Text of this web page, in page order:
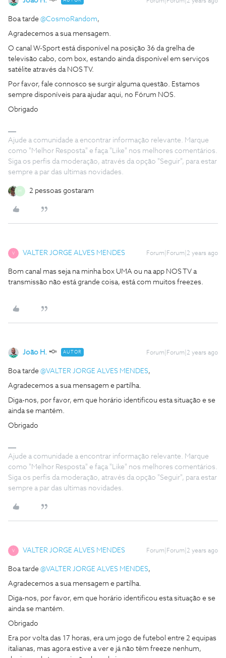
Boa tarde @CosmoRandom,
Agradecemos a sua mensagem.
O canal W-Sport está disponível na posição 36 da grelha de
televisão cabo, com box, estando ainda disponível em serviços
satélite através da NOS TV.
Por favor, fale connosco se surgir alguma questão. Estamos
sempre disponíveis para ajudar aqui, no Fórum NOS.
Obrigado
Ajude a comunidade a encontrar informação relevante. Marque
como "Melhor Resposta" e faça "Like" nos melhores comentários.
Siga os perfis da moderação, através da opção "Seguir", para estar
sempre a par das ultimas novidades.
M 2 pessoas gostaram
V VALTER JORGE ALVES MENDES Forum|Forum|2 years ago
Bom canal mas seja na minha box UMA ou na app NOS TV a
transmissão não está grande coisa, está com muitos freezes.
João H. AUTOR Forum|Forum|2 years ago
Boa tarde @VALTER JORGE ALVES MENDES,
Agradecemos a sua mensagem e partilha.
Diga-nos, por favor, em que horário identificou esta situação e se
ainda se mantém.
Obrigado
Ajude a comunidade a encontrar informação relevante. Marque
como "Melhor Resposta" e faça "Like" nos melhores comentários.
Siga os perfis da moderação, através da opção "Seguir", para estar
sempre a par das ultimas novidades.
V VALTER JORGE ALVES MENDES Forum|Forum|2 years ago
Boa tarde @VALTER JORGE ALVES MENDES,
Agradecemos a sua mensagem e partilha.
Diga-nos, por favor, em que horário identificou esta situação e se
ainda se mantém.
Obrigado
Era por volta das 17 horas, era um jogo de futebol entre 2 equipas
italianas, mas agora estive a ver e já não têm freeze nenhum,